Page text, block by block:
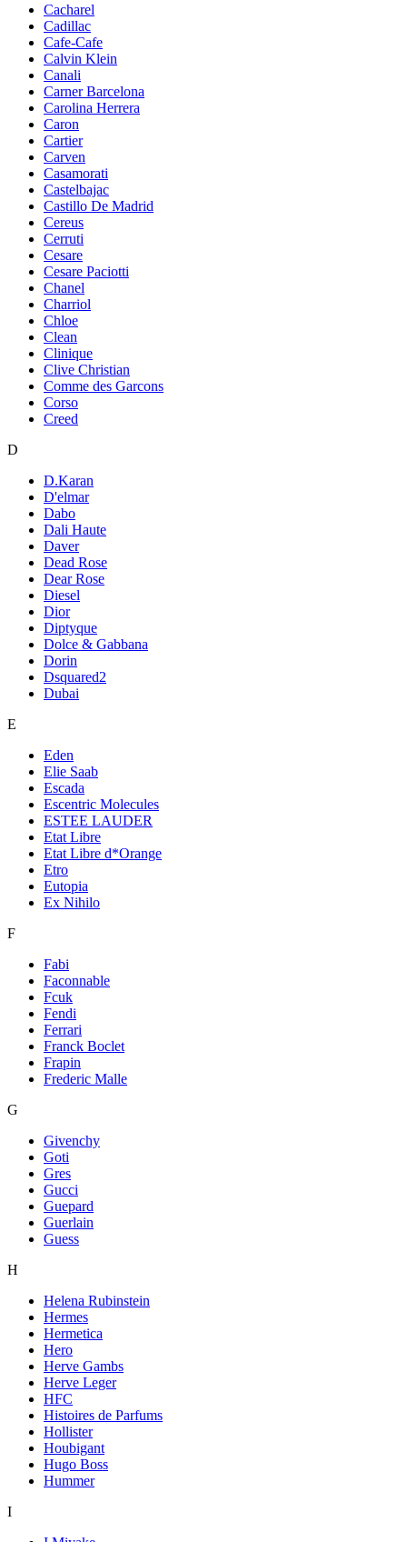
Cacharel
Cadillac
Cafe-Cafe
Calvin Klein
Canali
Carner Barcelona
Carolina Herrera
Caron
Cartier
Carven
Casamorati
Castelbajac
Castillo De Madrid
Cereus
Cerruti
Cesare
Cesare Paciotti
Chanel
Charriol
Chloe
Clean
Clinique
Clive Christian
Comme des Garcons
Corso
Creed
D
D.Karan
D'elmar
Dabo
Dali Haute
Daver
Dead Rose
Dear Rose
Diesel
Dior
Diptyque
Dolce & Gabbana
Dorin
Dsquared2
Dubai
E
Eden
Elie Saab
Escada
Escentric Molecules
ESTEE LAUDER
Etat Libre
Etat Libre d*Orange
Etro
Eutopia
Ex Nihilo
F
Fabi
Faconnable
Fcuk
Fendi
Ferrari
Franck Boclet
Frapin
Frederic Malle
G
Givenchy
Goti
Gres
Gucci
Guepard
Guerlain
Guess
H
Helena Rubinstein
Hermes
Hermetica
Hero
Herve Gambs
Herve Leger
HFC
Histoires de Parfums
Hollister
Houbigant
Hugo Boss
Hummer
I